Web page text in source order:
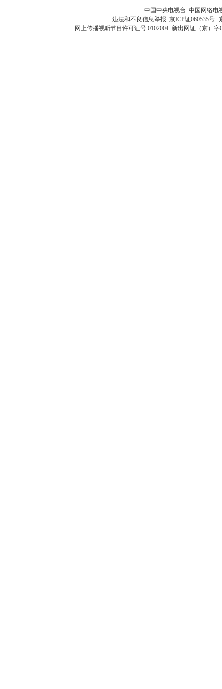
中国中央电视台 中国网络电
违法和不良信息举报 京ICP证060535号
网上传播视听节目许可证号 0102004 新出网证（京）